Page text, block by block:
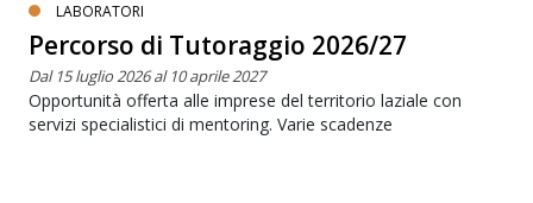
LABORATORI
Percorso di Tutoraggio 2026/27
Dal 15 luglio 2026 al 10 aprile 2027
Opportunità offerta alle imprese del territorio laziale con
servizi specialistici di mentoring. Varie scadenze